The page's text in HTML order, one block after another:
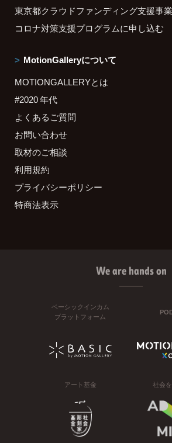
東京都クラウドファンディング支援事
コロナ対策支援プログラムに申し込む
MotionGalleryについて
MOTIONGALLERYとは
#2020 年代
よくあるご質問
お問い合わせ
取材のご相談
利用規約
プライバシーポリシー
特商法表示
We are hands on
ベーシックインカム
プラットフォーム
アート基金 社会